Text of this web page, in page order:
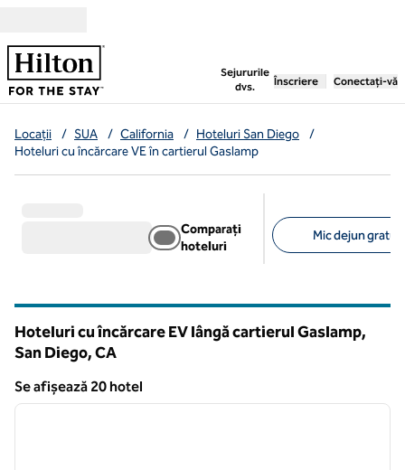
Sejururile
dvs.
, deschide o filă nouă
Înscriere Conectați-vă
Locații / SUA / California / Hoteluri San Diego
/
Hoteluri cu încărcare VE în cartierul Gaslamp
Comparați
hoteluri
Mic dejun gratuit
Hoteluri cu încărcare EV lângă cartierul Gaslamp,
San Diego,CA
Se afișează 20 hotel
Se afișează 20 hotel
1 din 12